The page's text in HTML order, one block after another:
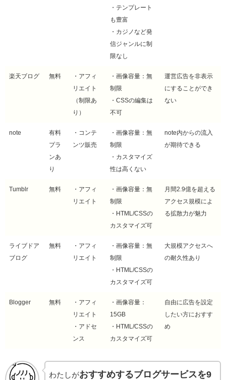
・テンプレート
も豊富
・カジノなど発
信ジャンルに制
限なし
楽天ブログ 無料
・アフィ
リエイト
（制限あ
り）
・画像容量：無
制限
・CSSの編集は
不可
運営広告を非表示
にすることができ
ない
note
有料
プラ
ンあ
り
・コンテ
ンツ販売
・画像容量：無
制限
・カスタマイズ
性は高くない
note内からの流入
が期待できる
Tumblr 無料
・アフィ
リエイト
・画像容量：無
制限
・HTML/CSSの
カスタマイズ可
月間2.9億を超える
アクセス規模によ
る拡散力が魅力
ライブドア
ブログ
無料
・アフィ
リエイト
・画像容量：無
制限
・HTML/CSSの
カスタマイズ可
大規模アクセスへ
の耐久性あり
Blogger 無料
・アフィ
リエイト
・アドセ
ンス
・画像容量：
15GB
・HTML/CSSの
カスタマイズ可
自由に広告を設定
したい方におすす
め
わたしがおすすめするブログサービスを9